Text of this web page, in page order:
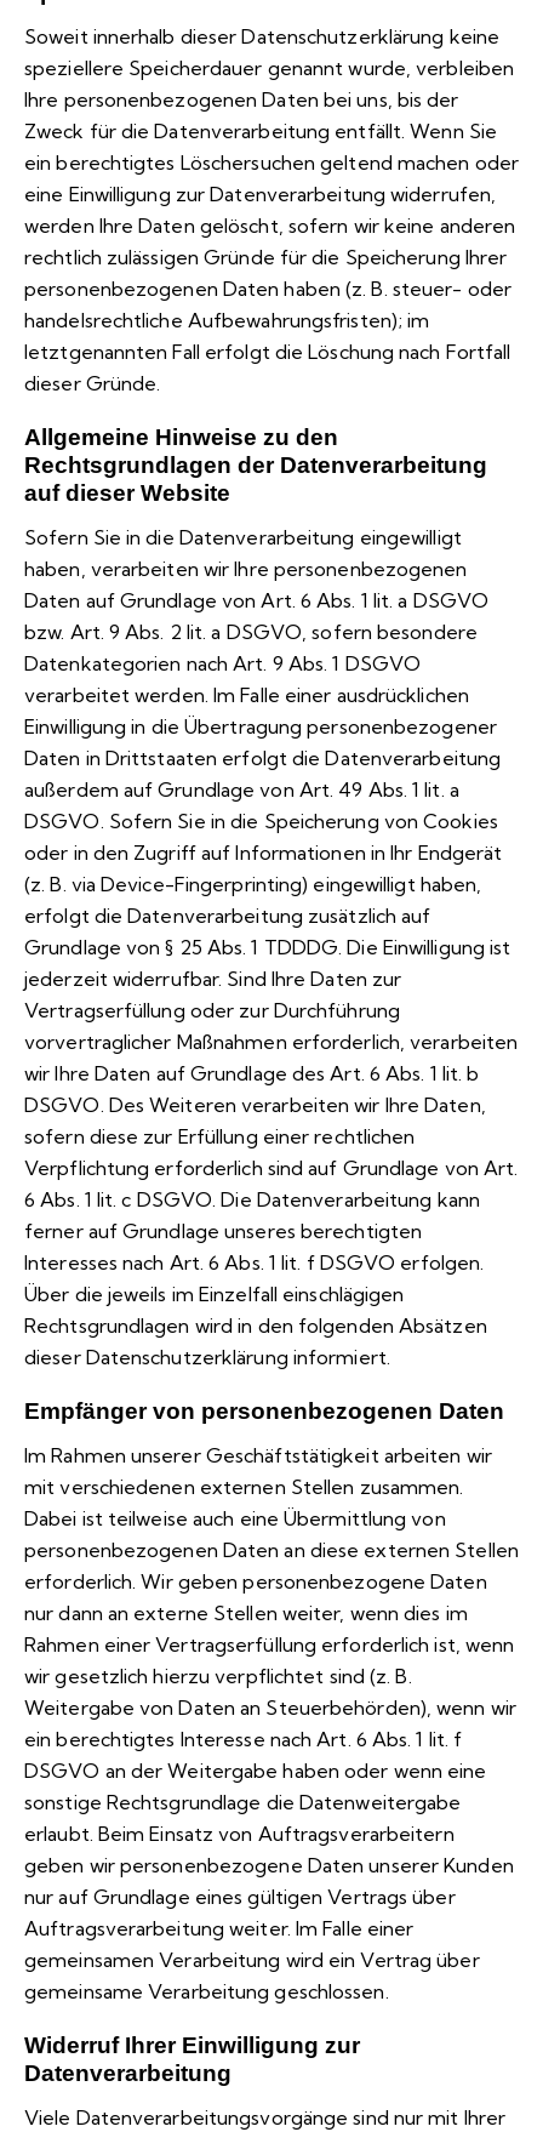
Soweit innerhalb dieser Datenschutzerklärung keine
speziellere Speicherdauer genannt wurde, verbleiben
Ihre personenbezogenen Daten bei uns, bis der
Zweck für die Datenverarbeitung entfällt. Wenn Sie
ein berechtigtes Löschersuchen geltend machen oder
eine Einwilligung zur Datenverarbeitung widerrufen,
werden Ihre Daten gelöscht, sofern wir keine anderen
rechtlich zulässigen Gründe für die Speicherung Ihrer
personenbezogenen Daten haben (z. B. steuer- oder
handelsrechtliche Aufbewahrungsfristen); im
letztgenannten Fall erfolgt die Löschung nach Fortfall
dieser Gründe.
Allgemeine Hinweise zu den
Rechtsgrundlagen der Datenverarbeitung
auf dieser Website
Sofern Sie in die Datenverarbeitung eingewilligt
haben, verarbeiten wir Ihre personenbezogenen
Daten auf Grundlage von Art. 6 Abs. 1 lit. a DSGVO
bzw. Art. 9 Abs. 2 lit. a DSGVO, sofern besondere
Datenkategorien nach Art. 9 Abs. 1 DSGVO
verarbeitet werden. Im Falle einer ausdrücklichen
Einwilligung in die Übertragung personenbezogener
Daten in Drittstaaten erfolgt die Datenverarbeitung
außerdem auf Grundlage von Art. 49 Abs. 1 lit. a
DSGVO. Sofern Sie in die Speicherung von Cookies
oder in den Zugriff auf Informationen in Ihr Endgerät
(z. B. via Device-Fingerprinting) eingewilligt haben,
erfolgt die Datenverarbeitung zusätzlich auf
Grundlage von § 25 Abs. 1 TDDDG. Die Einwilligung ist
jederzeit widerrufbar. Sind Ihre Daten zur
Vertragserfüllung oder zur Durchführung
vorvertraglicher Maßnahmen erforderlich, verarbeiten
wir Ihre Daten auf Grundlage des Art. 6 Abs. 1 lit. b
DSGVO. Des Weiteren verarbeiten wir Ihre Daten,
sofern diese zur Erfüllung einer rechtlichen
Verpflichtung erforderlich sind auf Grundlage von Art.
6 Abs. 1 lit. c DSGVO. Die Datenverarbeitung kann
ferner auf Grundlage unseres berechtigten
Interesses nach Art. 6 Abs. 1 lit. f DSGVO erfolgen.
Über die jeweils im Einzelfall einschlägigen
Rechtsgrundlagen wird in den folgenden Absätzen
dieser Datenschutzerklärung informiert.
Empfänger von personenbezogenen Daten
Im Rahmen unserer Geschäftstätigkeit arbeiten wir
mit verschiedenen externen Stellen zusammen.
Dabei ist teilweise auch eine Übermittlung von
personenbezogenen Daten an diese externen Stellen
erforderlich. Wir geben personenbezogene Daten
nur dann an externe Stellen weiter, wenn dies im
Rahmen einer Vertragserfüllung erforderlich ist, wenn
wir gesetzlich hierzu verpflichtet sind (z. B.
Weitergabe von Daten an Steuerbehörden), wenn wir
ein berechtigtes Interesse nach Art. 6 Abs. 1 lit. f
DSGVO an der Weitergabe haben oder wenn eine
sonstige Rechtsgrundlage die Datenweitergabe
erlaubt. Beim Einsatz von Auftragsverarbeitern
geben wir personenbezogene Daten unserer Kunden
nur auf Grundlage eines gültigen Vertrags über
Auftragsverarbeitung weiter. Im Falle einer
gemeinsamen Verarbeitung wird ein Vertrag über
gemeinsame Verarbeitung geschlossen.
Widerruf Ihrer Einwilligung zur
Datenverarbeitung
Viele Datenverarbeitungsvorgänge sind nur mit Ihrer